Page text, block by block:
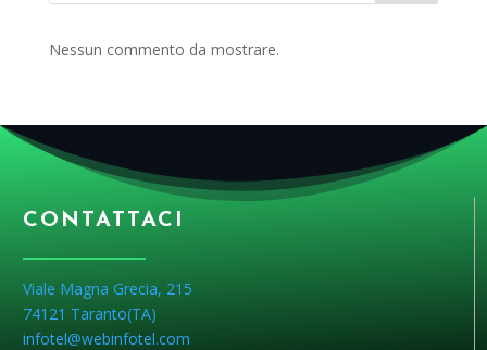
Nessun commento da mostrare.
CONTATTACI
Viale Magna Grecia, 215
74121 Taranto(TA)
infotel@webinfotel.com